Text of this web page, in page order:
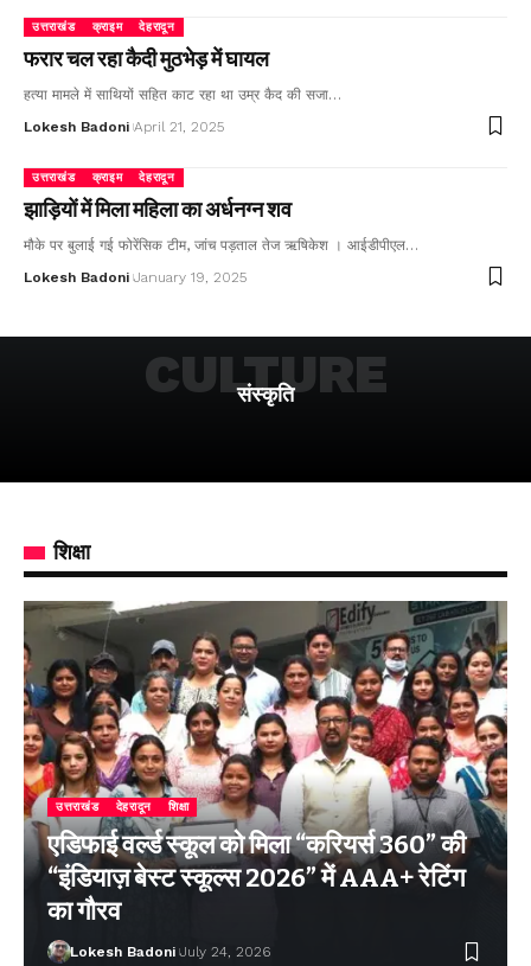
उत्तराखंड क्राइम देहरादून
फरार चल रहा कैदी मुठभेड़ में घायल
हत्या मामले में साथियों सहित काट रहा था उम्र कैद की सजा…
Lokesh Badoni April 21, 2025
उत्तराखंड क्राइम देहरादून
झाड़ियों में मिला महिला का अर्धनग्न शव
मौके पर बुलाई गई फोरेंसिक टीम, जांच पड़ताल तेज ऋषिकेश । आईडीपीएल…
Lokesh Badoni January 19, 2025
संस्कृति
CULTURE
शिक्षा
उत्तराखंड देहरादून शिक्षा
एडिफाई वर्ल्ड स्कूल को मिला “करियर्स 360” की
“इंडियाज़ बेस्ट स्कूल्स 2026” में AAA+ रेटिंग
का गौरव
Lokesh Badoni July 24, 2026